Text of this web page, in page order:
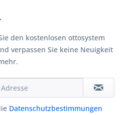
den kostenlosen ottosystem
verpassen Sie keine Neuigkeit
Datenschutzbestimmungen